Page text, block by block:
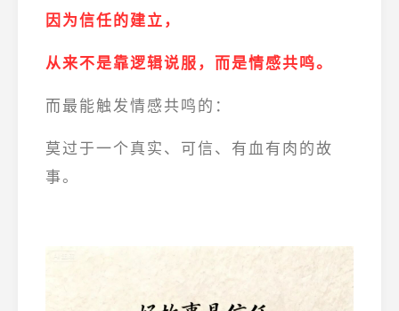
因为信任的建立，
从来不是靠逻辑说服，而是情感共鸣。
而最能触发情感共鸣的：
莫过于一个真实、可信、有血有肉的故
事。